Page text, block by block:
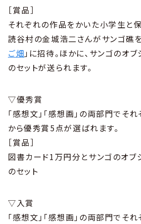
［賞品］
それぞれの作品をかいた小学生と
読谷村の金城浩二さんがサンゴ礁
ご畑」に招待。ほかに、サンゴのオ
のセットが送られます。
▽優秀賞
「感想文」「感想画」の両部門でそ
から優秀賞5点が選ばれます。
［賞品］
図書カード1万円分とサンゴのオブ
のセット
▽入賞
「感想文」「感想画」の両部門でそ